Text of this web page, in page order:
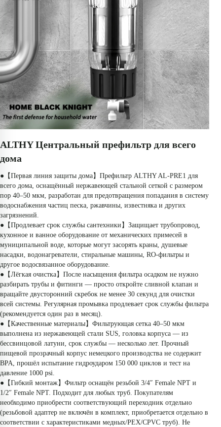
ALTHY Центральный префильтр для всего
дома
●【Первая линия защиты дома】Префильтр ALTHY AL-PRE1 для
всего дома, оснащённый нержавеющей стальной сеткой с размером
пор 40–50 мкм, разработан для предотвращения попадания в систему
водоснабжения частиц песка, ржавчины, известняка и других
загрязнений.
●【Продлевает срок службы сантехники】Защищает трубопровод,
кухонное и ванное оборудование от механических примесей в
муниципальной воде, которые могут засорять краны, душевые
насадки, водонагреватели, стиральные машины, RO-фильтры и
другое водосвязанное оборудование.
●【Лёгкая очистка】После насыщения фильтра осадком не нужно
разбирать трубы и фитинги — просто откройте сливной клапан и
вращайте двусторонний скребок не менее 30 секунд для очистки
всей системы. Регулярная промывка продлевает срок службы фильтра
(рекомендуется один раз в месяц).
●【Качественные материалы】Фильтрующая сетка 40–50 мкм
выполнена из нержавеющей стали SUS, головка корпуса — из
бессвинцовой латуни, срок службы — несколько лет. Прочный
пищевой прозрачный корпус немецкого производства не содержит
BPA, прошёл испытание гидроударом 150 000 циклов и тест на
давление 1000 psi.
●【Гибкий монтаж】Фильтр оснащён резьбой 3/4″ Female NPT и
1/2″ Female NPT. Подходит для любых труб. Покупателям
необходимо приобрести соответствующий переходник отдельно
(резьбовой адаптер не включён в комплект, приобретается отдельно в
соответствии с характеристиками медных/PEX/CPVC труб). Не